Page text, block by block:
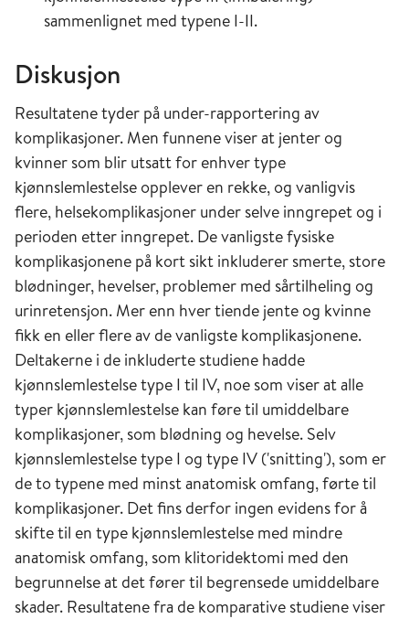
sammenlignet med typene I-II.
Diskusjon
Resultatene tyder på under-rapportering av
komplikasjoner. Men funnene viser at jenter og
kvinner som blir utsatt for enhver type
kjønnslemlestelse opplever en rekke, og vanligvis
flere, helsekomplikasjoner under selve inngrepet og i
perioden etter inngrepet. De vanligste fysiske
komplikasjonene på kort sikt inkluderer smerte, store
blødninger, hevelser, problemer med sårtilheling og
urinretensjon. Mer enn hver tiende jente og kvinne
fikk en eller flere av de vanligste komplikasjonene.
Deltakerne i de inkluderte studiene hadde
kjønnslemlestelse type I til IV, noe som viser at alle
typer kjønnslemlestelse kan føre til umiddelbare
komplikasjoner, som blødning og hevelse. Selv
kjønnslemlestelse type I og type IV ('snitting'), som er
de to typene med minst anatomisk omfang, førte til
komplikasjoner. Det fins derfor ingen evidens for å
skifte til en type kjønnslemlestelse med mindre
anatomisk omfang, som klitoridektomi med den
begrunnelse at det fører til begrensede umiddelbare
skader. Resultatene fra de komparative studiene viser